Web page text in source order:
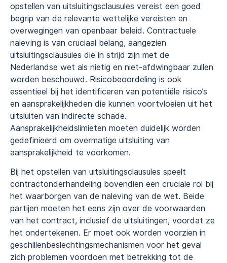
opstellen van uitsluitingsclausules vereist een goed
begrip van de relevante wettelijke vereisten en
overwegingen van openbaar beleid. Contractuele
naleving is van cruciaal belang, aangezien
uitsluitingsclausules die in strijd zijn met de
Nederlandse wet als nietig en niet-afdwingbaar zullen
worden beschouwd. Risicobeoordeling is ook
essentieel bij het identificeren van potentiële risico’s
en aansprakelijkheden die kunnen voortvloeien uit het
uitsluiten van indirecte schade.
Aansprakelijkheidslimieten moeten duidelijk worden
gedefinieerd om overmatige uitsluiting van
aansprakelijkheid te voorkomen.
Bij het opstellen van uitsluitingsclausules speelt
contractonderhandeling bovendien een cruciale rol bij
het waarborgen van de naleving van de wet. Beide
partijen moeten het eens zijn over de voorwaarden
van het contract, inclusief de uitsluitingen, voordat ze
het ondertekenen. Er moet ook worden voorzien in
geschillenbeslechtingsmechanismen voor het geval
zich problemen voordoen met betrekking tot de